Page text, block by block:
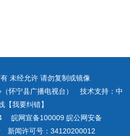
未经允许 请勿复制或镜像
（怀宁县广播电视台） 技术支持：中
【我要纠错】
皖网宣备100009 皖公网安备
新闻许可号：34120200012